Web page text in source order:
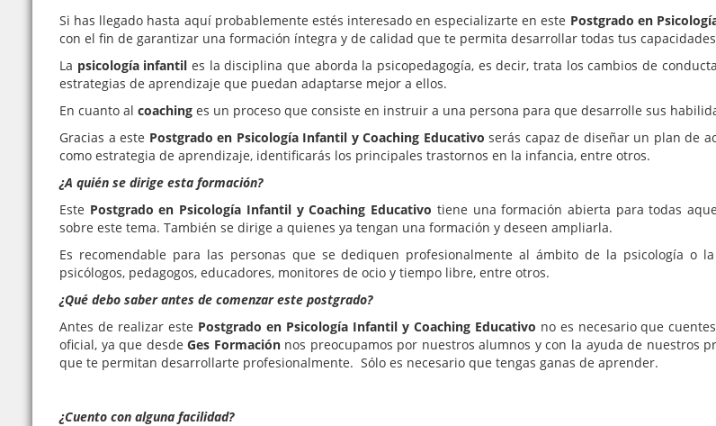
Si has llegado hasta aquí probablemente estés interesado en especializarte en este Postgrado en
con el fin de garantizar una formación íntegra y de calidad que te permita desarrollar todas tus
La psicología infantil es la disciplina que aborda la psicopedagogía, es decir, trata los cambios de
estrategias de aprendizaje que puedan adaptarse mejor a ellos.
En cuanto al coaching es un proceso que consiste en instruir a una persona para que desarrolle sus
Gracias a este Postgrado en Psicología Infantil y Coaching Educativoserás capaz de diseñar un plan de
como estrategia de aprendizaje, identificarás los principales trastornos en la infancia, entre otros.
¿A quién se dirige esta formación?
Este Postgrado en Psicología Infantil y Coaching Educativo tiene una formación abierta para todas
sobre este tema. También se dirige a quienes ya tengan una formación y deseen ampliarla.
Es recomendable para las personas que se dediquen profesionalmente al ámbito de la psicología o
psicólogos, pedagogos, educadores, monitores de ocio y tiempo libre, entre otros.
¿Qué debo saber antes de comenzar este postgrado?
Antes de realizar este Postgrado en Psicología Infantil y Coaching Educativo no es necesario que
oficial, ya que desdeGes Formaciónnos preocupamos por nuestros alumnos y con la ayuda de nuestros
que te permitan desarrollarte profesionalmente. Sólo es necesario que tengas ganas de aprender.
¿Cuento con alguna facilidad?